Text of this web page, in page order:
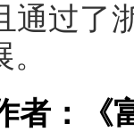
通过了
者：《